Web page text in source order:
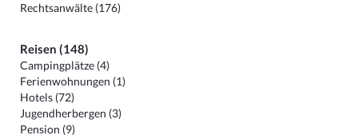
Rechtsanwälte (176)
Reisen (148)
Campingplätze (4)
Ferienwohnungen (1)
Hotels (72)
Jugendherbergen (3)
Pension (9)